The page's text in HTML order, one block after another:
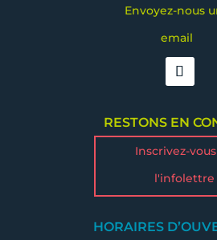
Envoyez-nous
email
RESTONS EN
Inscrivez-
l'infolettre
HORAIRES